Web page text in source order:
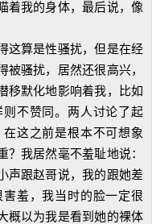
我的身体，最后说，像
算是性骚扰，但是在经
骚扰，居然还很高兴，
移默化地影响着我，比如
不赞同。两人讨论了起
这之前是根本不可想象
我居然毫不羞耻地说：
声跟赵哥说，我的跟她差
羞，我当时的脸一定很
概以为我是看到她的裸体